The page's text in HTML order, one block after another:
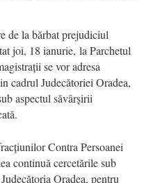
de la bărbat prejudiciul
joi, 18 ianurie, la Parchetul
se vor adresa
cadrul Judecătoriei Oradea,
aspectul săvârșirii
Contra Persoanei
continuă cercetările sub
Oradea, pentru